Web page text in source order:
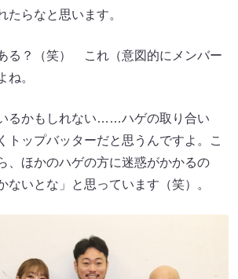
たらなと思います。
る？（笑） これ（意図的にメンバー
ね。
るかもしれない……ハゲの取り合い
トップバッターだと思うんですよ。こ
、ほかのハゲの方に迷惑がかかるの
ないとな」と思っています（笑）。